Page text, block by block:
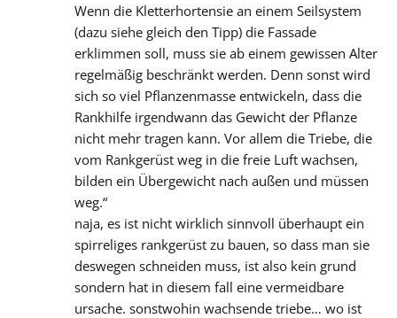
Wenn die Kletterhortensie an einem Seilsystem
(dazu siehe gleich den Tipp) die Fassade
erklimmen soll, muss sie ab einem gewissen Alter
regelmäßig beschränkt werden. Denn sonst wird
sich so viel Pflanzenmasse entwickeln, dass die
Rankhilfe irgendwann das Gewicht der Pflanze
nicht mehr tragen kann. Vor allem die Triebe, die
vom Rankgerüst weg in die freie Luft wachsen,
bilden ein Übergewicht nach außen und müssen
weg.“
naja, es ist nicht wirklich sinnvoll überhaupt ein
spirreliges rankgerüst zu bauen, so dass man sie
deswegen schneiden muss, ist also kein grund
sondern hat in diesem fall eine vermeidbare
ursache. sonstwohin wachsende triebe… wo ist